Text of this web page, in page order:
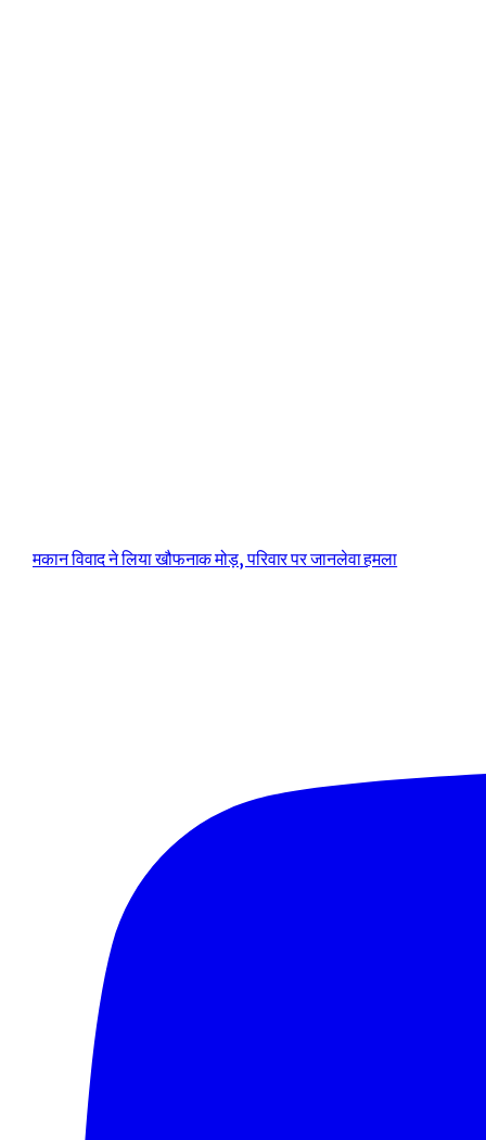
मकान विवाद ने लिया खौफनाक मोड़, परिवार पर जानलेवा हमला